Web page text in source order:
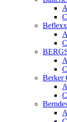
Beflexx
Berker